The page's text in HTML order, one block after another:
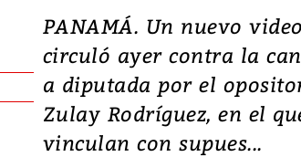
PANAMÁ. Un nuevo video
circuló ayer contra la
a diputada por el
Zulay Rodríguez, en el
vinculan con supues...
Video: Lula lanza
candidatura con
promesas de
en defensa,
tierras raras